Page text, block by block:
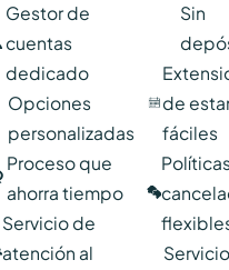
Gestor de
cuentas
dedicado
Opciones
personalizadas
Proceso que
ahorra tiempo
Servicio de
atención al
Sin
de
fáciles